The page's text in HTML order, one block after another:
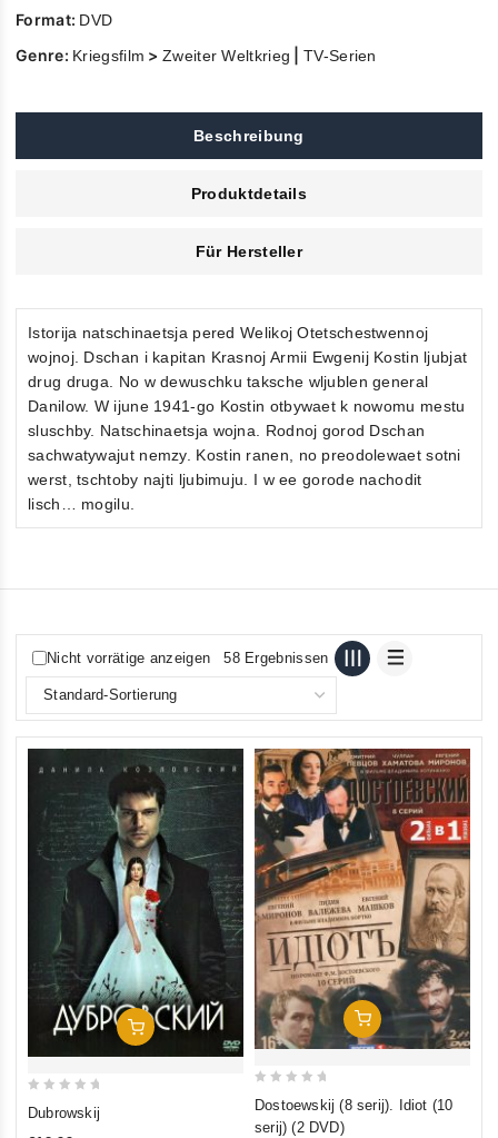
Format: DVD
Genre: Kriegsfilm >Zweiter Weltkrieg |TV-Serien
Beschreibung
Produktdetails
Für Hersteller
Istorija natschinaetsja pered Welikoj Otetschestwennoj
wojnoj. Dschan i kapitan Krasnoj Armii Ewgenij Kostin ljubjat
drug druga. No w dewuschku taksche wljublen general
Danilow. W ijune 1941-go Kostin otbywaet k nowomu mestu
sluschby. Natschinaetsja wojna. Rodnoj gorod Dschan
sachwatywajut nemzy. Kostin ranen, no preodolewaet sotni
werst, tschtoby najti ljubimuju. I w ee gorode nachodit
lisch… mogilu.
Nicht vorrätige anzeigen 58 Ergebnissen
In Den Warenkorb
Dubrowskij
In Den Warenkorb
Dostoewskij (8 serij). Idiot (10
serij) (2 DVD)